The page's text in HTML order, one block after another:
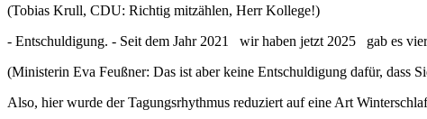
(Tobias Krull, CDU: Richtig mitzählen, Herr Kollege!)
- Entschuldigung. - Seit dem Jahr 2021 wir haben jetzt 2025 gab es
(Ministerin Eva Feußner: Das ist aber keine Entschuldigung dafür, dass
Also, hier wurde der Tagungsrhythmus reduziert auf eine Art